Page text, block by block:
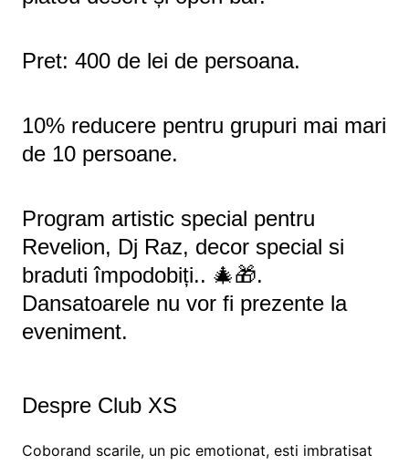
Pret: 400 de lei de persoana.
10% reducere pentru grupuri mai mari
de 10 persoane.
Program artistic special pentru
Revelion, Dj Raz, decor special si
braduti împodobiți.. 🎄🎁.
Dansatoarele nu vor fi prezente la
eveniment.
Despre Club XS
Coborand scarile, un pic emotionat, esti imbratisat